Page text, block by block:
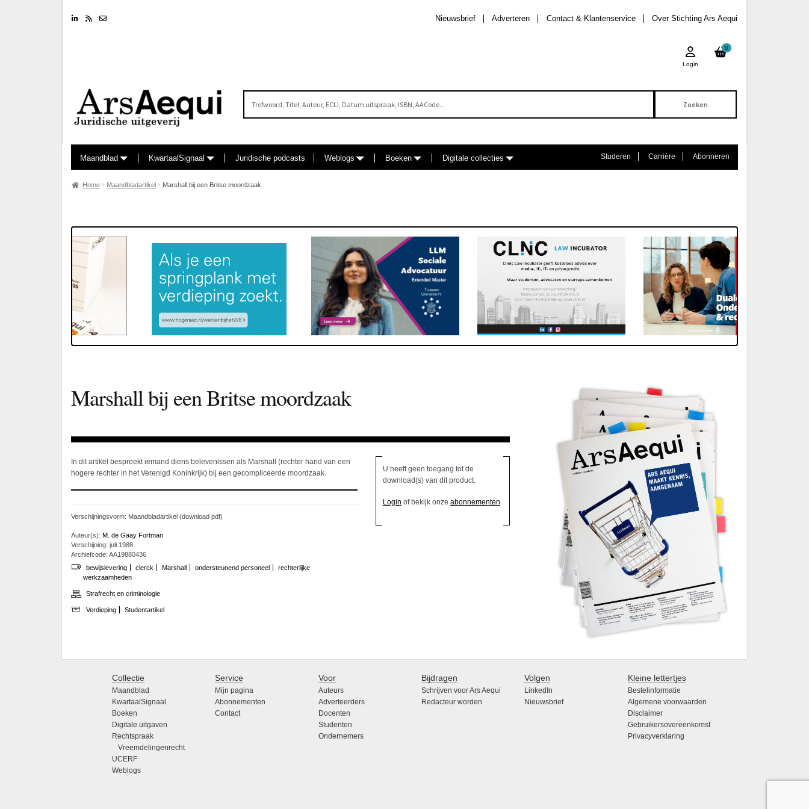
LinkedinRSS feed Over Stichting Ars Aequi
Contact & Klantenservice
Adverteren
Nieuwsbrief
0
Login
Maandblad KwartaalSignaal Juridische podcasts Weblogs Boeken Digitale collecties Studeren Carrière Abonneren
Home Maandbladartikel Marshall bij een Britse moordzaak
Marshall bij een Britse moordzaak
In dit artikel bespreekt iemand diens belevenissen als Marshall (rechter hand van een
hogere rechter in het Verenigd Koninkrijk) bij een gecompliceerde moordzaak.
Verschijningsvorm: Maandbladartikel (download pdf)
Auteur(s): M. de Gaay Fortman
Verschijning: juli 1988
Archiefcode: AA19880436
bewijslevering
clerck Marshall ondersteunend personeel
rechterlijke
werkzaamheden
Strafrecht en criminologie
Verdieping Studentartikel
U heeft geen toegang tot de
download(s) van dit product.
Login of bekijk onze abonnementen
Collectie
Maandblad
KwartaalSignaal
Boeken
Digitale uitgaven
Rechtspraak
Vreemdelingenrecht
UCERF
Weblogs
Service
Mijn pagina
Abonnementen
Contact
Voor
Auteurs
Adverteerders
Docenten
Studenten
Ondernemers
Bijdragen
Schrijven voor Ars Aequi
Redacteur worden
Volgen
LinkedIn
Nieuwsbrief
Kleine lettertjes
Bestelinformatie
Algemene voorwaarden
Disclaimer
Gebruikersovereenkomst
Privacyverklaring